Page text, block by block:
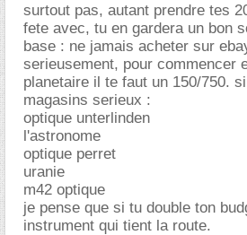
surtout pas, autant prendre tes
fete avec, tu en gardera un bon
base : ne jamais acheter sur
serieusement, pour commencer
planetaire il te faut un 150/750.
magasins serieux :
optique unterlinden
l'astronome
optique perret
uranie
m42 optique
je pense que si tu double ton
instrument qui tient la route.